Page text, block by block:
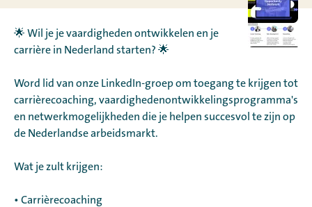
🌟 Wil je je vaardigheden ontwikkelen en je
carrière in Nederland starten? 🌟
Word lid van onze LinkedIn-groep om toegang te krijgen tot
carrièrecoaching, vaardighedenontwikkelingsprogramma's
en netwerkmogelijkheden die je helpen succesvol te zijn op
de Nederlandse arbeidsmarkt.
Wat je zult krijgen:
• Carrièrecoaching